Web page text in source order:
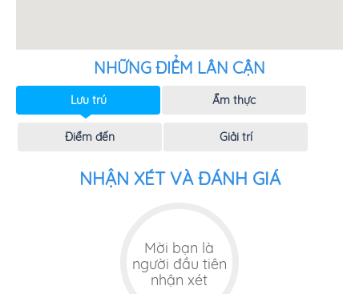
NHỮNG ĐIỂM LÂN CẬN
Lưu trú Ẩm thực
Điểm đến Giải trí
NHẬN XÉT VÀ ĐÁNH GIÁ
Mời bạn là
người đầu tiên
nhận xét